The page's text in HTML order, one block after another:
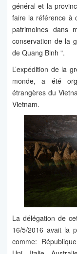
général et la
faire la référence à
patrimoines dans
conservation de la
de Quang Binh ".
L’expédition de la
monde, a été
étrangères du
Vietnam.
La délégation de
16/5/2016 avait la
comme: